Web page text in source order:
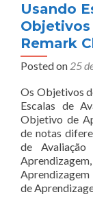
Usando
Remark
Posted on 25
Os Objetivos
Escalas de
Objetivo de
de notas
de
de